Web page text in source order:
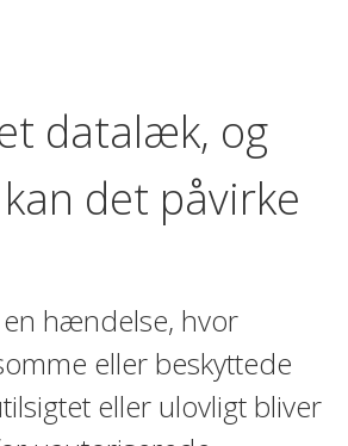
datalæk, og
det påvirke
hændelse, hvor
eller beskyttede
eller ulovligt bliver